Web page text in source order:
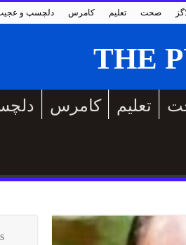
دلچسپ و کامرس تعلیم صحت
کامرس تعلیم